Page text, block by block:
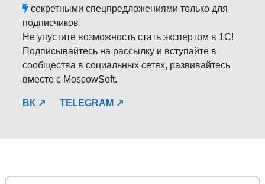
секретными спецпредложениями только для
подписчиков.
Не упустите возможность стать экспертом в 1С!
Подписывайтесь на рассылку и вступайте в
сообщества в социальных сетях, развивайтесь
вместе с MoscowSoft.
ВК ↗ TELEGRAM ↗